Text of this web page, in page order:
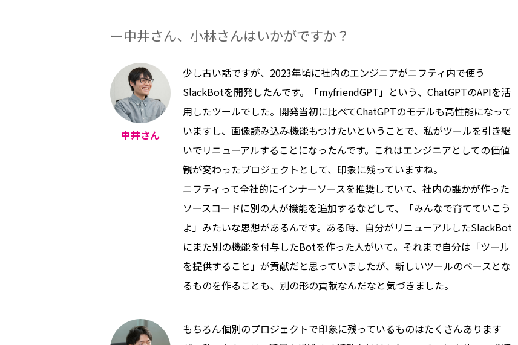
中井さん、小林さんはいかがですか？
中井さん
少し古い話ですが、2023年頃に社内のエンジニアがニフティ内で使う
SlackBotを開発したんです。「myfriendGPT」という、ChatGPTのAPIを活
用したツールでした。開発当初に比べてChatGPTのモデルも高性能になって
いますし、画像読み込み機能もつけたいということで、私がツールを引き継
いでリニューアルすることになったんです。これはエンジニアとしての価値
観が変わったプロジェクトとして、印象に残っていますね。
ニフティって全社的にインナーソースを推奨していて、社内の誰かが作った
ソースコードに別の人が機能を追加するなどして、「みんなで育てていこう
よ」みたいな思想があるんです。ある時、自分がリニューアルしたSlackBot
にまた別の機能を付与したBotを作った人がいて。それまで自分は「ツール
を提供すること」が貢献だと思っていましたが、新しいツールのベースとな
るものを作ることも、別の形の貢献なんだなと気づきました。
もちろん個別のプロジェクトで印象に残っているものはたくさんあります